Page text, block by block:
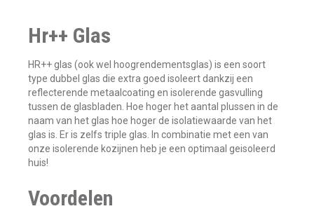
Hr++ Glas
HR++ glas (ook wel hoogrendementsglas) is een soort
type dubbel glas die extra goed isoleert dankzij een
reflecterende metaalcoating en isolerende gasvulling
tussen de glasbladen. Hoe hoger het aantal plussen in de
naam van het glas hoe hoger de isolatiewaarde van het
glas is. Er is zelfs triple glas. In combinatie met een van
onze isolerende kozijnen heb je een optimaal geisoleerd
huis!
Voordelen